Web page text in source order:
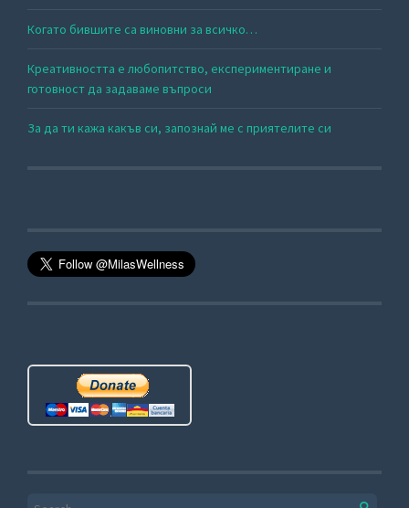
Когато бившите са виновни за всичко…
Креативността е любопитство, експериментиране и
готовност да задаваме въпроси
За да ти кажа какъв си, запознай ме с приятелите си
Search for: